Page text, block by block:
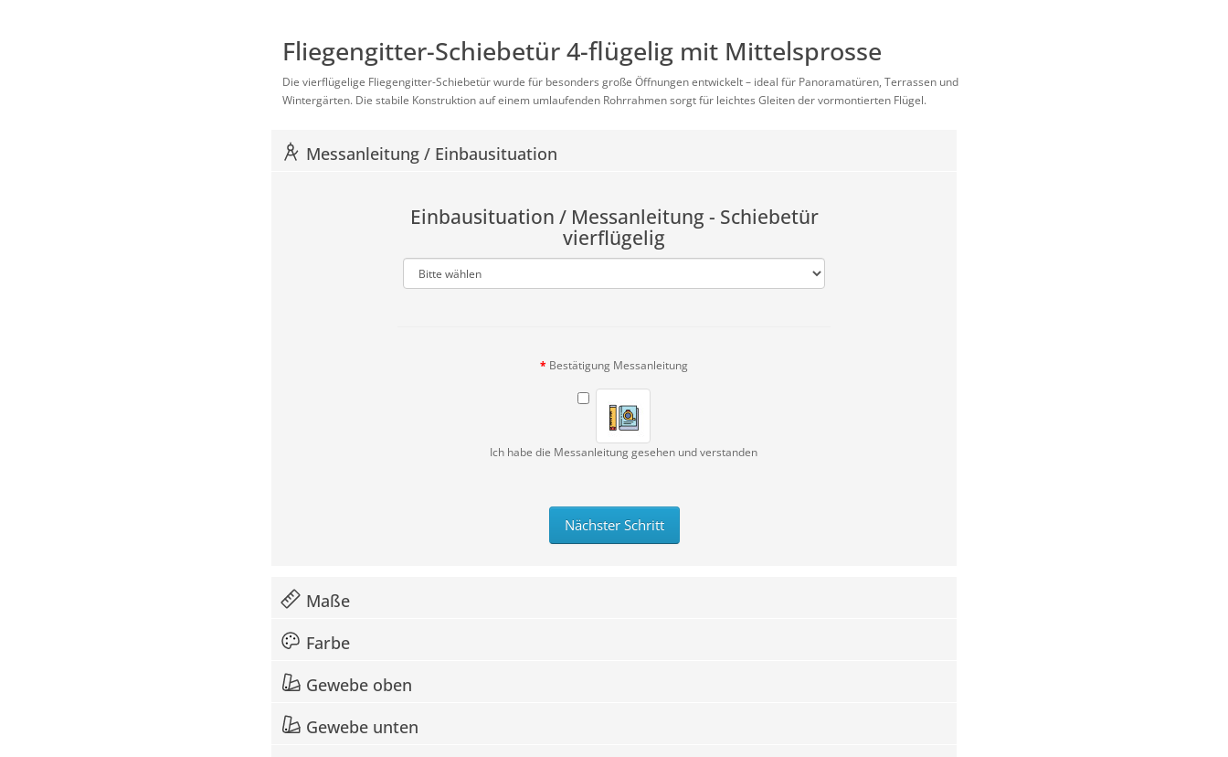
Fliegengitter-Schiebetür 4-flügelig mit Mittelsprosse
Die vierflügelige Fliegengitter-Schiebetür wurde für besonders große Öffnungen entwickelt – ideal für Panoramatüren, Terrassen und
Wintergärten. Die stabile Konstruktion auf einem umlaufenden Rohrrahmen sorgt für leichtes Gleiten der vormontierten Flügel.
Messanleitung / Einbausituation
Einbausituation / Messanleitung - Schiebetür
vierflügelig
Bestätigung Messanleitung
Ich habe die Messanleitung gesehen und verstanden
Nächster Schritt
Maße
Farbe
Gewebe oben
Gewebe unten